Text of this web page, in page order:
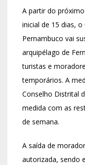
A partir do
inicial de 15 dias,
Pernambuco vai
arquipélago de
turistas e
temporários. A
Conselho Distrital
medida com as
de semana.
A saída de
autorizada, sendo